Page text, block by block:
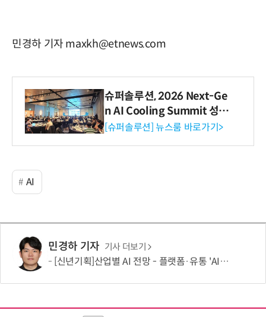
민경하 기자 maxkh@etnews.com
슈퍼솔루션, 2026 Next-Ge
n AI Cooling Summit 성황
리 성료
[슈퍼솔루션] 뉴스룸 바로가기>
AI
민경하 기자 기사 더보기
[신년기획]산업별 AI 전망 - 플랫폼·유통 'AI 에이전트 시대' 개막